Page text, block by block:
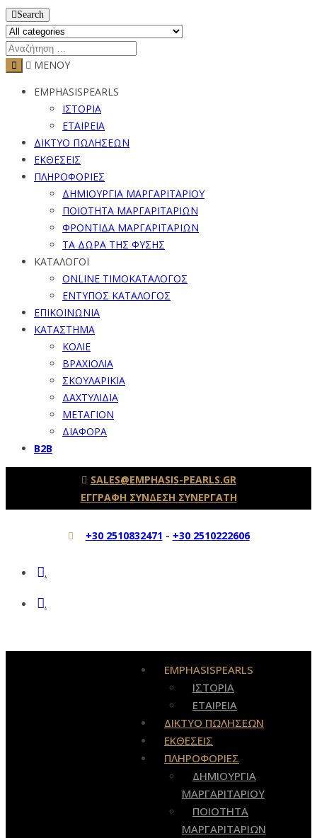
Search
ΜΕΝΟΥ
EMPHASISPEARLS
ΙΣΤΟΡΙΑ
ΕΤΑΙΡΕΙΑ
ΔΙΚΤΥΟ ΠΩΛΗΣΕΩΝ
ΕΚΘΕΣΕΙΣ
ΠΛΗΡΟΦΟΡΙΕΣ
ΔΗΜΙΟΥΡΓΙΑ ΜΑΡΓΑΡΙΤΑΡΙΟΥ
ΠΟΙΟΤΗΤΑ ΜΑΡΓΑΡΙΤΑΡΙΩΝ
ΦΡΟΝΤΙΔΑ ΜΑΡΓΑΡΙΤΑΡΙΩΝ
ΤΑ ΔΩΡΑ ΤΗΣ ΦΥΣΗΣ
ΚΑΤΑΛΟΓΟΙ
ONLINE ΤΙΜΟΚΑΤΑΛΟΓΟΣ
ΕΝΤΥΠΟΣ ΚΑΤΑΛΟΓΟΣ
ΕΠΙΚΟΙΝΩΝΙΑ
ΚΑΤΑΣΤΗΜΑ
ΚΟΛΙΕ
ΒΡΑΧΙΟΛΙΑ
ΣΚΟΥΛΑΡΙΚΙΑ
ΔΑΧΤΥΛΙΔΙΑ
ΜΕΤΑΓΙΟΝ
ΔΙΑΦΟΡΑ
B2B
SALES@EMPHASIS-PEARLS.GR
ΕΓΓΡΑΦΗ ΣΥΝΔΕΣΗ ΣΥΝΕΡΓΑΤΗ
+30 2510832471 - +30 2510222606
.
.
EMPHASISPEARLS
ΙΣΤΟΡΙΑ
ΕΤΑΙΡΕΙΑ
ΔΙΚΤΥΟ ΠΩΛΗΣΕΩΝ
ΕΚΘΕΣΕΙΣ
ΠΛΗΡΟΦΟΡΙΕΣ
ΔΗΜΙΟΥΡΓΙΑ
ΜΑΡΓΑΡΙΤΑΡΙΟΥ
ΠΟΙΟΤΗΤΑ
ΜΑΡΓΑΡΙΤΑΡΙΩΝ